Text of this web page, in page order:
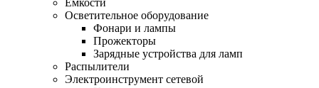
Емкости
Осветительное оборудование
Фонари и лампы
Прожекторы
Зарядные устройства для ламп
Распылители
Электроинструмент сетевой